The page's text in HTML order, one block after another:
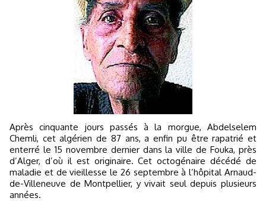
Après cinquante jours passés à la morgue, Abdelselem
Chemli, cet algérien de 87 ans, a enfin pu être rapatrié et
enterré le 15 novembre dernier dans la ville de Fouka, près
d’Alger, d’où il est originaire. Cet octogénaire décédé de
maladie et de vieillesse le 26 septembre à l’hôpital Arnaud-
de-Villeneuve de Montpellier, y vivait seul depuis plusieurs
années.